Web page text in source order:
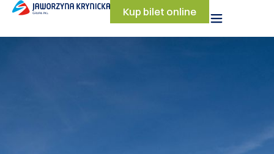
Kup bilet online